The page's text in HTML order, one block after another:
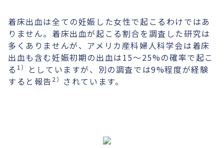
着床出血は全ての妊娠した女性で起こるわけではあ
りません。着床出血が起こる割合を調査した研究は
多くありませんが、アメリカ産科婦人科学会は着床
出血も含む妊娠初期の出血は15〜25%の確率で起こ
る 1）
としていますが、別の調査では9%程度が経験
すると報告 2） されています。